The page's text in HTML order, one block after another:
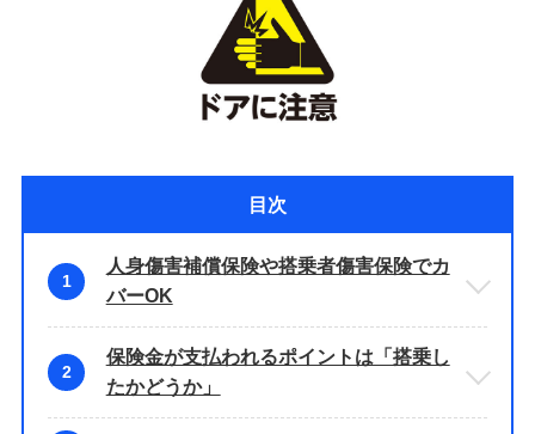
目次
1
人身傷害補償保険や搭乗者傷害保険でカ
バーOK
2
保険金が支払われるポイントは「搭乗し
たかどうか」